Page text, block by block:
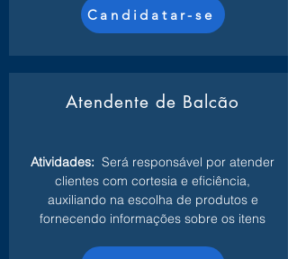
Candidatar-se
Atendente de Balcão
Atividades: Será responsável por atender
clientes com cortesia e eficiência,
auxiliando na escolha de produtos e
fornecendo informações sobre os itens